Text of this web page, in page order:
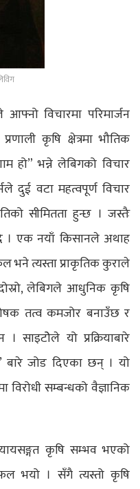
आफ्नो विचारमा परिमार्जन
कृषि क्षेत्रमा भौतिक
हो” भन्ने लेबिगको विचार
दुई वटा महत्वपूर्ण विचार
सीमितता हुन्छ । जस्तैः
। एक नयाँ किसानले अथाह
भने त्यस्ता प्राकृतिक कुराले
लेबिगले आधुनिक कृषि
तत्व कमजोर बनाउँछ र
साइटोेले यो प्रक्रियाबारे
बारे जोड दिएका छन् । यो
विरोधी सम्बन्धको वैज्ञानिक
कृषि सम्भव भएको
भयो । सँगै त्यस्तो कृषि